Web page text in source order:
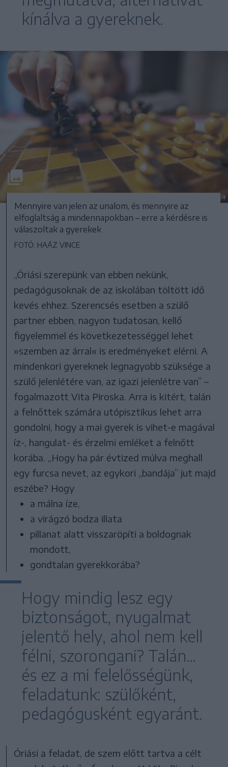
kínálva a gyereknek.
Mennyire van jelen az unalom, és mennyire az
elfoglaltság a mindennapokban – erre a kérdésre is
válaszoltak a gyerekek
FOTÓ: HAÁZ VINCE
„Óriási szerepünk van ebben nekünk,
pedagógusoknak de az iskolában töltött idő
kevés ehhez. Szerencsés esetben a szülő
partner ebben, nagyon tudatosan, kellő
figyelemmel és következetességgel lehet
»szemben az árral« is eredményeket elérni. A
mindenkori gyereknek legnagyobb szüksége a
szülő jelenlétére van, az igazi jelenlétre van” –
fogalmazott Vita Piroska. Arra is kitért, talán
a felnőttek számára utópisztikus lehet arra
gondolni, hogy a mai gyerek is vihet-e magával
íz-, hangulat- és érzelmi emléket a felnőtt
korába. „Hogy ha pár évtized múlva meghall
egy furcsa nevet, az egykori „bandája” jut majd
eszébe? Hogy
a málna íze,
a virágzó bodza illata
pillanat alatt visszaröpíti a boldognak
mondott,
gondtalan gyerekkorába?
Hogy mindig lesz egy
biztonságot, nyugalmat
jelentő hely, ahol nem kell
félni, szorongani? Talán…
és ez a mi felelősségünk,
feladatunk: szülőként,
pedagógusként egyaránt.
Óriási a feladat, de szem előtt tartva a célt